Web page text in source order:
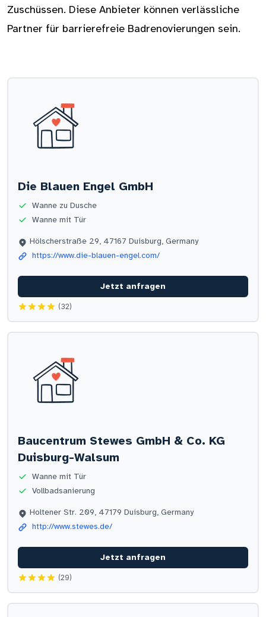
Zuschüssen. Diese Anbieter können verlässliche
Partner für barrierefreie Badrenovierungen sein.
Die Blauen Engel GmbH
Wanne zu Dusche
Wanne mit Tür
Hölscherstraße 29, 47167 Duisburg, Germany
https://www.die-blauen-engel.com/
Jetzt anfragen
(32)
Baucentrum Stewes GmbH & Co. KG
Duisburg-Walsum
Wanne mit Tür
Vollbadsanierung
Holtener Str. 209, 47179 Duisburg, Germany
http://www.stewes.de/
Jetzt anfragen
(29)